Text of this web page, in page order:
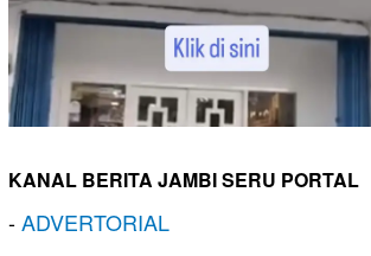
KANAL BERITA JAMBI SERU PORTAL
-ADVERTORIAL